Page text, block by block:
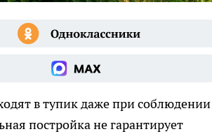
в тупик даже при соблюдении
постройка не гарантирует